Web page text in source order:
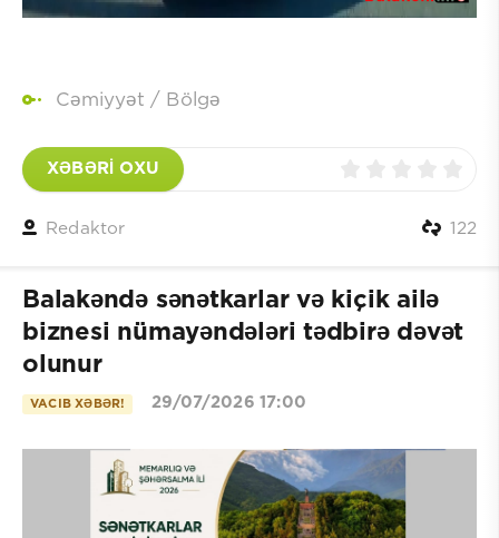
Cəmiyyət / Bölgə
XƏBƏRİ OXU
Redaktor 122
Balakəndə sənətkarlar və kiçik ailə
biznesi nümayəndələri tədbirə dəvət
olunur
VACIB XƏBƏR! 29/07/2026 17:00